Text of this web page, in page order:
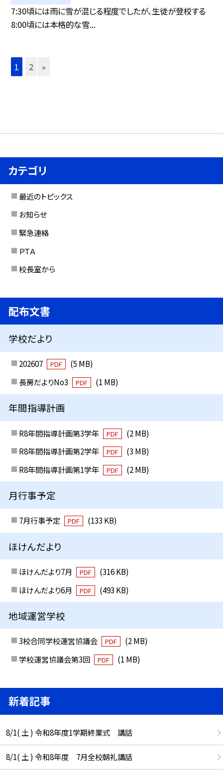
7:30頃には雨に雪が混じる程度でしたが、生徒が登校する
8:00頃には本格的な雪...
1 2 »
カテゴリ
最近のトピックス
お知らせ
緊急連絡
ＰＴＡ
校長室から
配布文書
学校だより
202607 PDF
(5 MB)
長房だよりNo3
PDF (1 MB)
年間指導計画
R8年間指導計画第3学年 PDF
(2 MB)
R8年間指導計画第2学年
PDF
(3 MB)
R8年間指導計画第1学年
PDF (2 MB)
月行事予定
7月行事予定 PDF (133 KB)
ほけんだより
ほけんだより7月 PDF
(316 KB)
ほけんだより6月
PDF (493 KB)
地域運営学校
3校合同学校運営協議会 PDF
(2 MB)
学校運営協議会第3回
PDF (1 MB)
新着記事
8/1( 土 ) 令和8年度1学期終業式 講話
8/1( 土 ) 令和8年度 7月全校朝礼講話